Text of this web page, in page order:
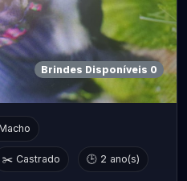
Brindes Disponíveis 0
✂️ Castrado 🕒 2 ano(s)